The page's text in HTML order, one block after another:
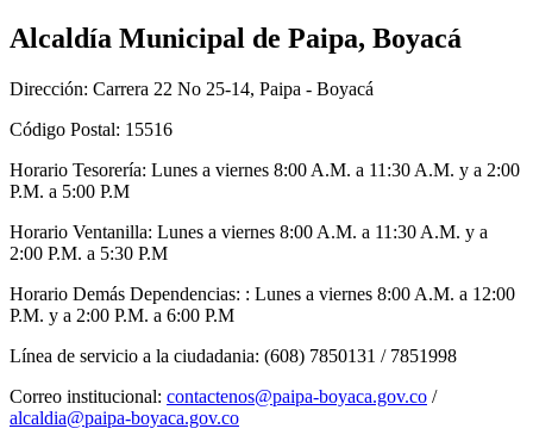
Alcaldía Municipal de Paipa, Boyacá
Dirección: Carrera 22 No 25-14, Paipa - Boyacá
Código Postal: 15516
Horario Tesorería: Lunes a viernes 8:00 A.M. a 11:30 A.M. y a 2:00
P.M. a 5:00 P.M
Horario Ventanilla: Lunes a viernes 8:00 A.M. a 11:30 A.M. y a
2:00 P.M. a 5:30 P.M
Horario Demás Dependencias: : Lunes a viernes 8:00 A.M. a 12:00
P.M. y a 2:00 P.M. a 6:00 P.M
Línea de servicio a la ciudadania: (608) 7850131 / 7851998
Correo institucional: contactenos@paipa-boyaca.gov.co /
alcaldia@paipa-boyaca.gov.co